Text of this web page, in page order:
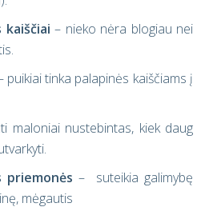
kaiščiai– nieko nėra blogiau nei
puikiai tinka palapinės kaiščiams į
maloniai nustebintas, kiek daug
priemonės – suteikia galimybę
mėgautis